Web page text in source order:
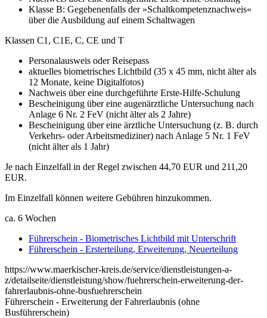
Klasse B: Gegebenenfalls der »Schaltkompetenznachweis«
über die Ausbildung auf einem Schaltwagen
Klassen C1, C1E, C, CE und T
Personalausweis oder Reisepass
aktuelles biometrisches Lichtbild (35 x 45 mm, nicht älter als
12 Monate, keine Digitalfotos)
Nachweis über eine durchgeführte Erste-Hilfe-Schulung
Bescheinigung über eine augenärztliche Untersuchung nach
Anlage 6 Nr. 2 FeV (nicht älter als 2 Jahre)
Bescheinigung über eine ärztliche Untersuchung (z. B. durch
Verkehrs- oder Arbeitsmediziner) nach Anlage 5 Nr. 1 FeV
(nicht älter als 1 Jahr)
Je nach Einzelfall in der Regel zwischen 44,70 EUR und 211,20
EUR.
Im Einzelfall können weitere Gebühren hinzukommen.
ca. 6 Wochen
Führerschein - Biometrisches Lichtbild mit Unterschrift
Führerschein - Ersterteilung, Erweiterung, Neuerteilung
https://www.maerkischer-kreis.de/service/dienstleistungen-a-
z/detailseite/dienstleistung/show/fuehrerschein-erweiterung-der-
fahrerlaubnis-ohne-busfuehrerschein
Führerschein - Erweiterung der Fahrerlaubnis (ohne
Busführerschein)